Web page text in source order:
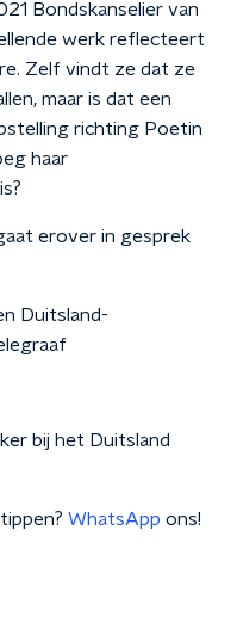
Bondskanselier van
werk reflecteert
Zelf vindt ze dat ze
maar is dat een
richting Poetin
haar
erover in gesprek
Duitsland-
bij het Duitsland
WhatsApp ons!